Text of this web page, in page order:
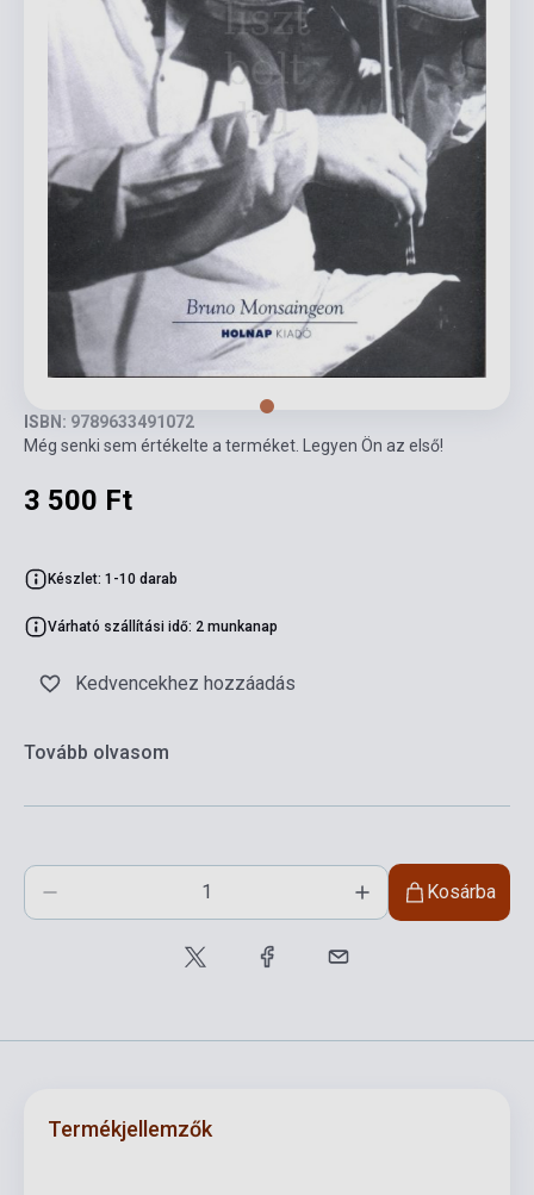
ISBN: 9789633491072
Még senki sem értékelte a terméket. Legyen Ön az első!
3 500 Ft
Készlet: 1-10 darab
Várható szállítási idő: 2 munkanap
Kedvencekhez hozzáadás
Tovább olvasom
Kosárba
Termékjellemzők